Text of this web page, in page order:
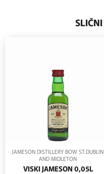
SLIČNI
JAMESON DISTILLERY BOW ST.DUBLIN
AND MIDLETON
VISKI JAMESON 0,05L